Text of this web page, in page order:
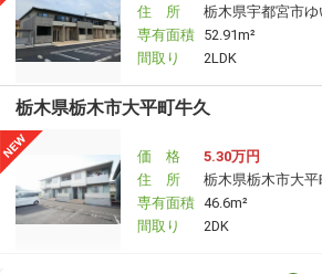
住 所
栃木県宇都宮市ゆ
専有面積 52.91m²
間取り
2LDK
栃木県栃木市大平町牛久
価 格
5.30万円
住 所
栃木県栃木市大平
専有面積 46.6m²
間取り
2DK